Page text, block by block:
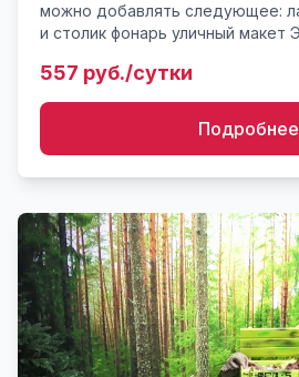
можно добавлять следующее: лавка, скамья, стулья
и столик фонарь уличный макет Эйфелевой башни
дополни...
557 руб./сутки
Подробнее